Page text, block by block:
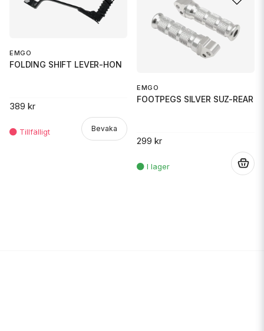
EMGO
FOLDING SHIFT LEVER-HON
389 kr
Bevaka
EMGO
FOOTPEGS SILVER SUZ-REAR
299 kr